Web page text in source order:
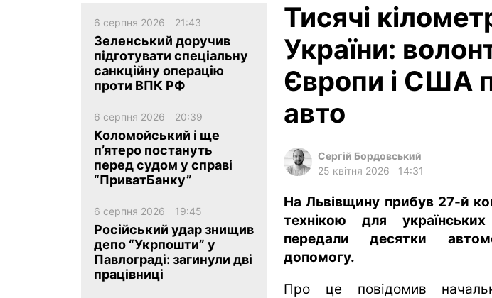
en
Тисячі
України:
Європи і США
авто
Сергій Бордовський
25 квітня 2026
14:31
На Львівщину прибув 27-й
технікою для
передали десятки
допомогу.
Про це повідомив
6 серпня 2026 21:43
Зеленський доручив
підготувати спеціальну
санкційну операцію
проти ВПК РФ
6 серпня 2026 20:39
Коломойський і ще
п’ятеро постануть
перед судом у справі
“ПриватБанку”
6 серпня 2026 19:45
Російський удар знищив
депо “Укрпошти” у
Павлограді: загинули дві
працівниці